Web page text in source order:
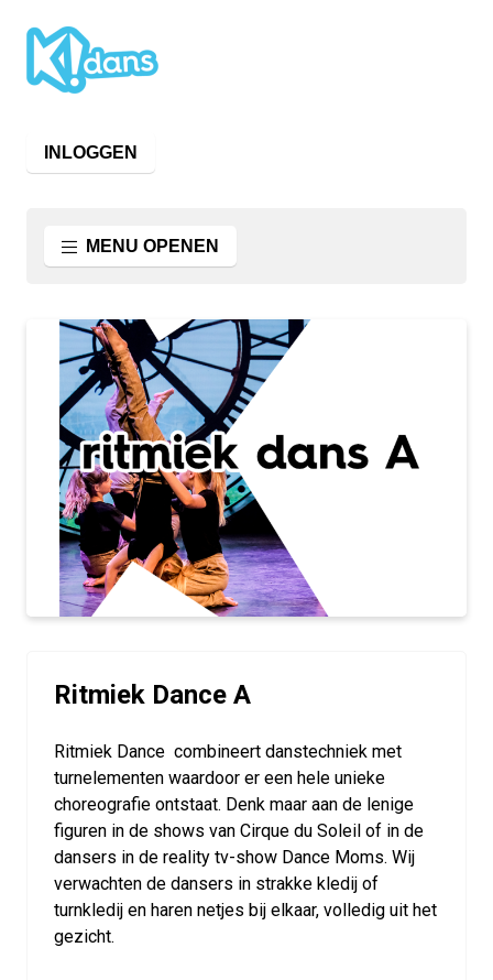
INLOGGEN
MENU OPENEN
Ritmiek Dance A
Ritmiek Dance combineert danstechniek met
turnelementen waardoor er een hele unieke
choreografie ontstaat. Denk maar aan de lenige
figuren in de shows van Cirque du Soleil of in de
dansers in de reality tv-show Dance Moms. Wij
verwachten de dansers in strakke kledij of
turnkledij en haren netjes bij elkaar, volledig uit het
gezicht.